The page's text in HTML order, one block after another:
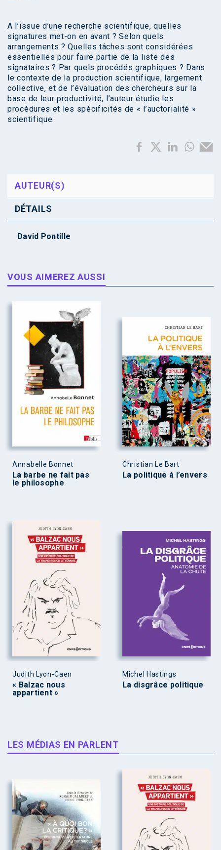
A l’issue d’une recherche scientifique, quelles
signatures met-on en avant ? Selon quels
arrangements ? Quelles tâches sont considérées
essentielles pour faire partie de la liste des
signataires ? Par quels procédés graphiques ? Dans
le contexte de la production scientifique, largement
collective, et de l’évaluation des chercheurs sur la
base de leur productivité, l’auteur étudie les
procédures et les spécificités de « l’auctorialité »
scientifique.
AUTEUR(S)
DÉTAILS
David Pontille
VOUS AIMEREZ AUSSI
Annabelle Bonnet
La barbe ne fait pas
le philosophe
Christian Le Bart
La politique à l’envers
Judith Lyon-Caen
« Balzac nous
appartient »
Michel Hastings
La disgrâce politique
LES MÉDIAS EN PARLENT